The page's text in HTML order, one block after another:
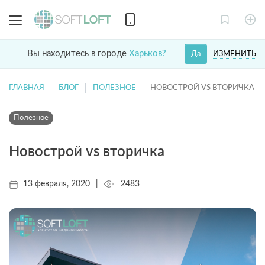
Вы находитесь в городе Харьков? ИЗМЕНИТЬ
Да
ГЛАВНАЯ БЛОГ ПОЛЕЗНОЕ НОВОСТРОЙ VS ВТОРИЧКА
Полезное
Новострой vs вторичка
13 февраля, 2020 2483